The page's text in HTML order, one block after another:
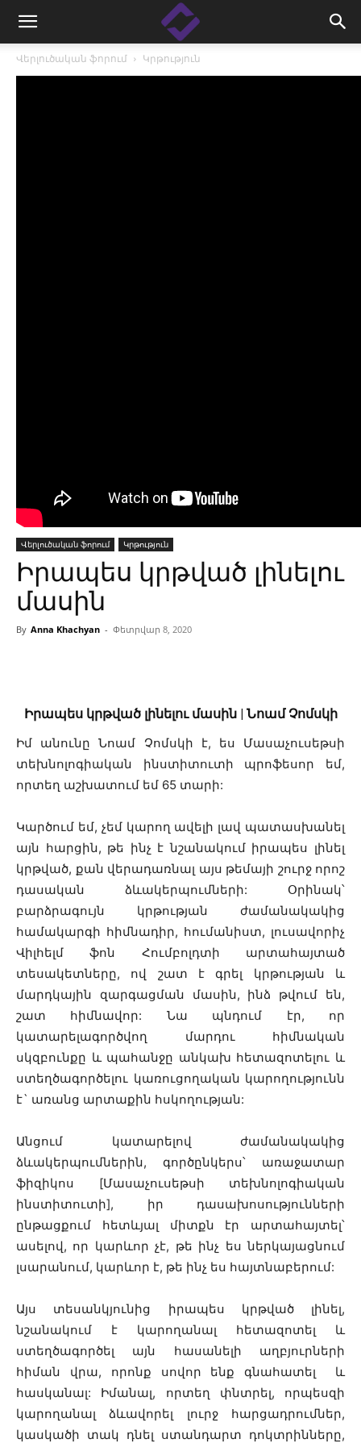
Վերլուծական ֆորում Կրթություն
Վերլուծական ֆորում Կրթություն
Իրապես կրթված լինելու
մասին
By Anna Khachyan - Փետրվար 8, 2020
Իրապես կրթված լինելու մասին | Նոամ Չոմսկի
Իմ անունը Նոամ Չոմսկի է, ես Մասաչուսեթսի
տեխնոլոգիական ինստիտուտի պրոֆեսոր եմ,
որտեղ աշխատում եմ 65 տարի:
Կարծում եմ, չեմ կարող ավելի լավ պատասխանել
այն հարցին, թե ինչ է նշանակում իրապես լինել
կրթված, քան վերադառնալ այս թեմայի շուրջ որոշ
դասական ձևակերպումների: Օրինակ՝
բարձրագույն կրթության ժամանակակից
համակարգի հիմնադիր, հումանիստ, լուսավորիչ
Վիլհելմ ֆոն Հումբոլդտի արտահայտած
տեսակետները, ով շատ է գրել կրթության և
մարդկային զարգացման մասին, ինձ թվում են,
շատ հիմնավոր: Նա պնդում էր, որ
կատարելագործվող մարդու հիմնական
սկզբունքը և պահանջը անկախ հետազոտելու և
ստեղծագործելու կառուցողական կարողությունն
է` առանց արտաքին հսկողության:
Անցում կատարելով ժամանակակից
ձևակերպումներին, գործընկերս՝ առաջատար
ֆիզիկոս [Մասաչուսեթսի տեխնոլոգիական
ինստիտուտի], իր դասախոսությունների
ընթացքում հետևյալ միտքն էր արտահայտել՝
ասելով, որ կարևոր չէ, թե ինչ ես ներկայացնում
լսարանում, կարևոր է, թե ինչ ես հայտնաբերում:
Այս տեսանկյունից իրապես կրթված լինել,
նշանակում է կարողանալ հետազոտել և
ստեղծագործել այն հասանելի աղբյուրների
հիման վրա, որոնք սովոր ենք գնահատել և
հասկանալ: Իմանալ, որտեղ փնտրել, որպեսզի
կարողանալ ձևավորել լուրջ հարցադրումներ,
կասկածի տակ դնել ստանդարտ դոկտրինները,